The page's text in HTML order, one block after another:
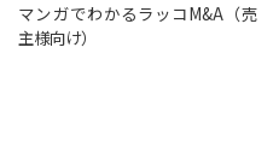
マンガでわかるラッコM&A（売
主様向け）